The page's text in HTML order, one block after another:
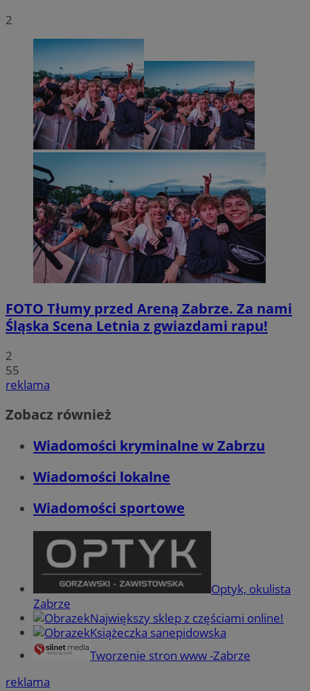
2
FOTO Tłumy przed Areną Zabrze. Za nami
Śląska Scena Letnia z gwiazdami rapu!
2
55
reklama
Zobacz również
Wiadomości kryminalne w Zabrzu
Wiadomości lokalne
Wiadomości sportowe
Optyk, okulista
Zabrze
Największy sklep z częściami online!
Książeczka sanepidowska
Tworzenie stron www -Zabrze
reklama